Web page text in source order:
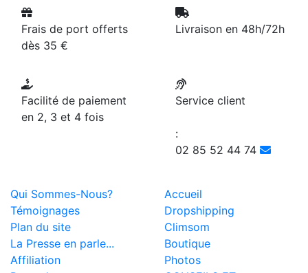
Frais de port offerts
dès 35 €
Livraison en 48h/72h
Facilité de paiement
en 2, 3 et 4 fois
Service client
:
02 85 52 44 74
Qui Sommes-Nous?
Accueil
Témoignages
Dropshipping
Plan du site
Climsom
La Presse en parle...
Boutique
Affiliation
Photos